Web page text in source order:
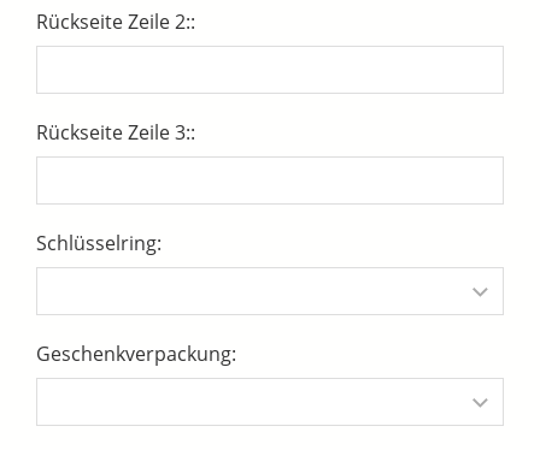
Rückseite Zeile 2::
Rückseite Zeile 3::
Schlüsselring:
Geschenkverpackung: